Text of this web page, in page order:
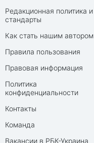
Редакционная политика и
стандарты
Как стать нашим автором
Правила пользования
Правовая информация
Политика
конфиденциальности
Контакты
Команда
Вакансии в РБК-Украина